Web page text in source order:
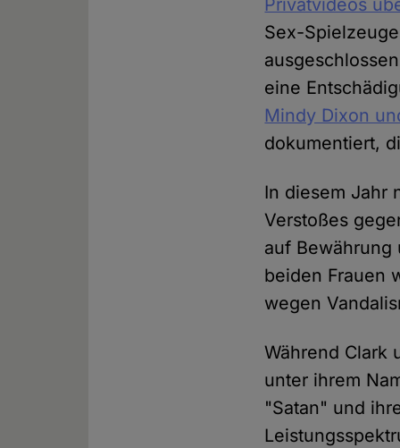
Privatvideos
Sex-
eine
Mindy Dixon
dokumentiert,
In diesem Jahr
Verstoßes
auf Bewährung
beiden Frauen
wegen
Während Clark
unter ihrem
"Satan" und